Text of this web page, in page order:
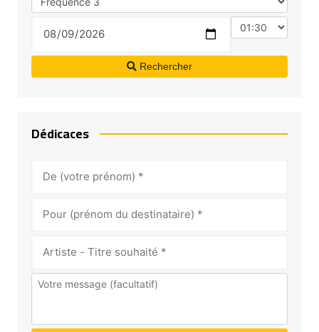
Rechercher
Dédicaces